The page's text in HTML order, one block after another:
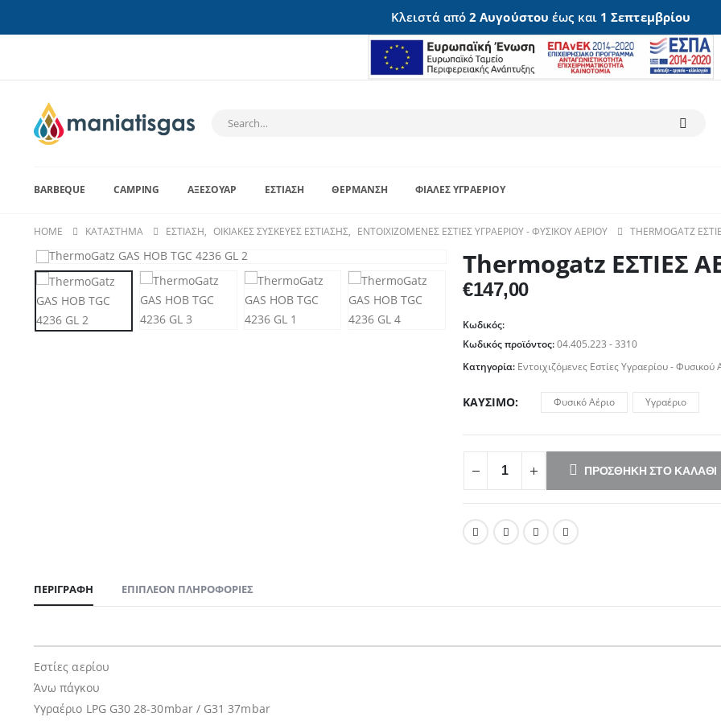
Κλειστά από 2 Αυγούστου έως και 1 Σεπτεμβρίου
BARBEQUE CAMPING ΑΞΕΣΟΥΆΡ ΕΣΤΊΑΣΗ ΘΈΡΜΑΝΣΗ ΦΙΆΛΕΣ ΥΓΡΑΕΡΊΟΥ
HOME ΚΑΤΆΣΤΗΜΑ ΕΣΤΊΑΣΗ, ΟΙΚΙΑΚΈΣ ΣΥΣΚΕΥΈΣ ΕΣΤΊΑΣΗΣ, ΕΝΤΟΙΧΙΖΌΜΕΝΕΣ ΕΣΤΊΕΣ ΥΓΡΑΕΡΊΟΥ - ΦΥΣΙΚΟΎ ΑΕΡΊΟΥ THERMOGATZ
Thermogatz ΕΣΤΙΕΣ
€147,00
Κωδικός:
Κωδικός προϊόντος:04.405.223 - 3310
Κατηγορία: Εντοιχιζόμενες Εστίες Υγραερίου - Φυσικού
ΚΑΎΣΙΜΟ Φυσικό Αέριο Υγραέριο
ΠΡΟΣΘΉΚΗ ΣΤΟ ΚΑΛΆΘΙ
ΠΕΡΙΓΡΑΦΉ ΕΠΙΠΛΈΟΝ ΠΛΗΡΟΦΟΡΊΕΣ
Εστίες αερίου
Άνω πάγκου
Υγραέριο LPG G30 28-30mbar / G31 37mbar